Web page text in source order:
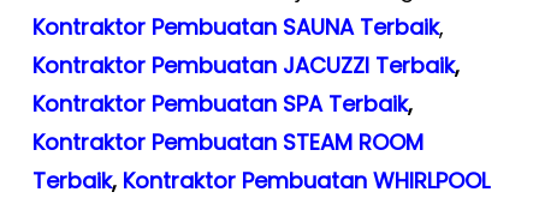
Kontraktor Pembuatan SAUNA Terbaik,
Kontraktor Pembuatan JACUZZI Terbaik,
Kontraktor Pembuatan SPA Terbaik,
Kontraktor Pembuatan STEAM ROOM
Terbaik, Kontraktor Pembuatan WHIRLPOOL